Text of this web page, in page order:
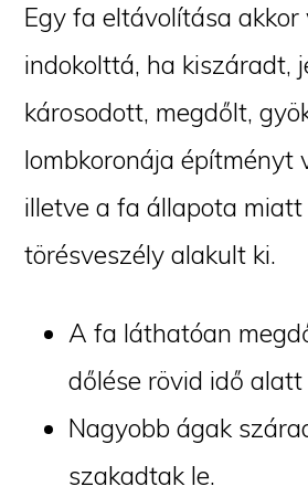
Egy fa eltávolítása
indokolttá, ha kiszáradt,
károsodott, megdőlt,
lombkoronája építményt
illetve a fa állapota
törésveszély alakult ki.
A fa láthatóan
dőlése rövid idő
Nagyobb ágak
szakadtak le.